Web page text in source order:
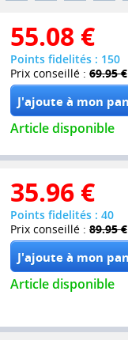
55.08 €
Points fidelités : 150
Prix conseillé : 69.95 €
Article disponible
35.96 €
Points fidelités : 40
Prix conseillé : 89.95 €
Article disponible